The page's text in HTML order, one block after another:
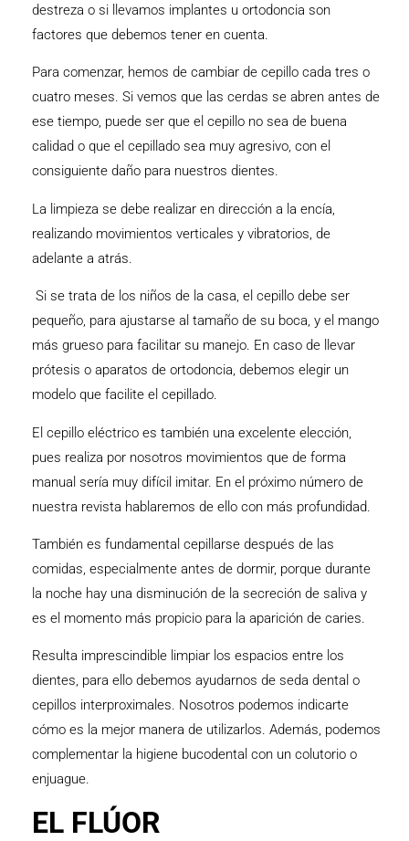
destreza o si llevamos implantes u ortodoncia son
factores que debemos tener en cuenta.
Para comenzar, hemos de cambiar de cepillo cada tres o
cuatro meses. Si vemos que las cerdas se abren antes de
ese tiempo, puede ser que el cepillo no sea de buena
calidad o que el cepillado sea muy agresivo, con el
consiguiente daño para nuestros dientes.
La limpieza se debe realizar en dirección a la encía,
realizando movimientos verticales y vibratorios, de
adelante a atrás.
Si se trata de los niños de la casa, el cepillo debe ser
pequeño, para ajustarse al tamaño de su boca, y el mango
más grueso para facilitar su manejo. En caso de llevar
prótesis o aparatos de ortodoncia, debemos elegir un
modelo que facilite el cepillado.
El cepillo eléctrico es también una excelente elección,
pues realiza por nosotros movimientos que de forma
manual sería muy difícil imitar. En el próximo número de
nuestra revista hablaremos de ello con más profundidad.
También es fundamental cepillarse después de las
comidas, especialmente antes de dormir, porque durante
la noche hay una disminución de la secreción de saliva y
es el momento más propicio para la aparición de caries.
Resulta imprescindible limpiar los espacios entre los
dientes, para ello debemos ayudarnos de seda dental o
cepillos interproximales. Nosotros podemos indicarte
cómo es la mejor manera de utilizarlos. Además, podemos
complementar la higiene bucodental con un colutorio o
enjuague.
EL FLÚOR